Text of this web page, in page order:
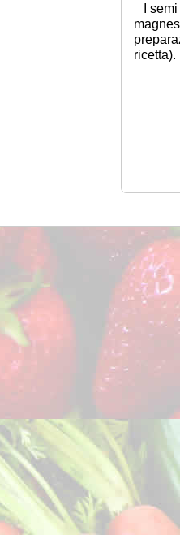
I semi
ricetta).